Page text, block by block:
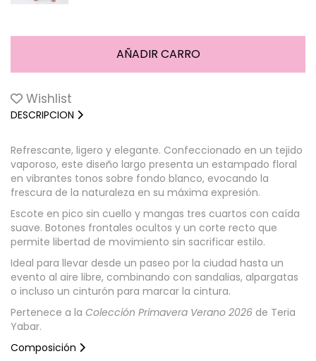
Wishlist
DESCRIPCION
Refrescante, ligero y elegante. Confeccionado en un tejido
vaporoso, este diseño largo presenta un estampado floral
en vibrantes tonos sobre fondo blanco, evocando la
frescura de la naturaleza en su máxima expresión.
Escote en pico sin cuello y mangas tres cuartos con caída
suave. Botones frontales ocultos y un corte recto que
permite libertad de movimiento sin sacrificar estilo.
Ideal para llevar desde un paseo por la ciudad hasta un
evento al aire libre, combinando con sandalias, alpargatas
o incluso un cinturón para marcar la cintura.
Pertenece a la Colección Primavera Verano 2026 de Teria
Yabar.
Composición